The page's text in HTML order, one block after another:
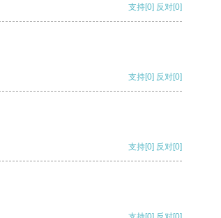
支持[0] 反对[0]
支持[0] 反对[0]
支持[0] 反对[0]